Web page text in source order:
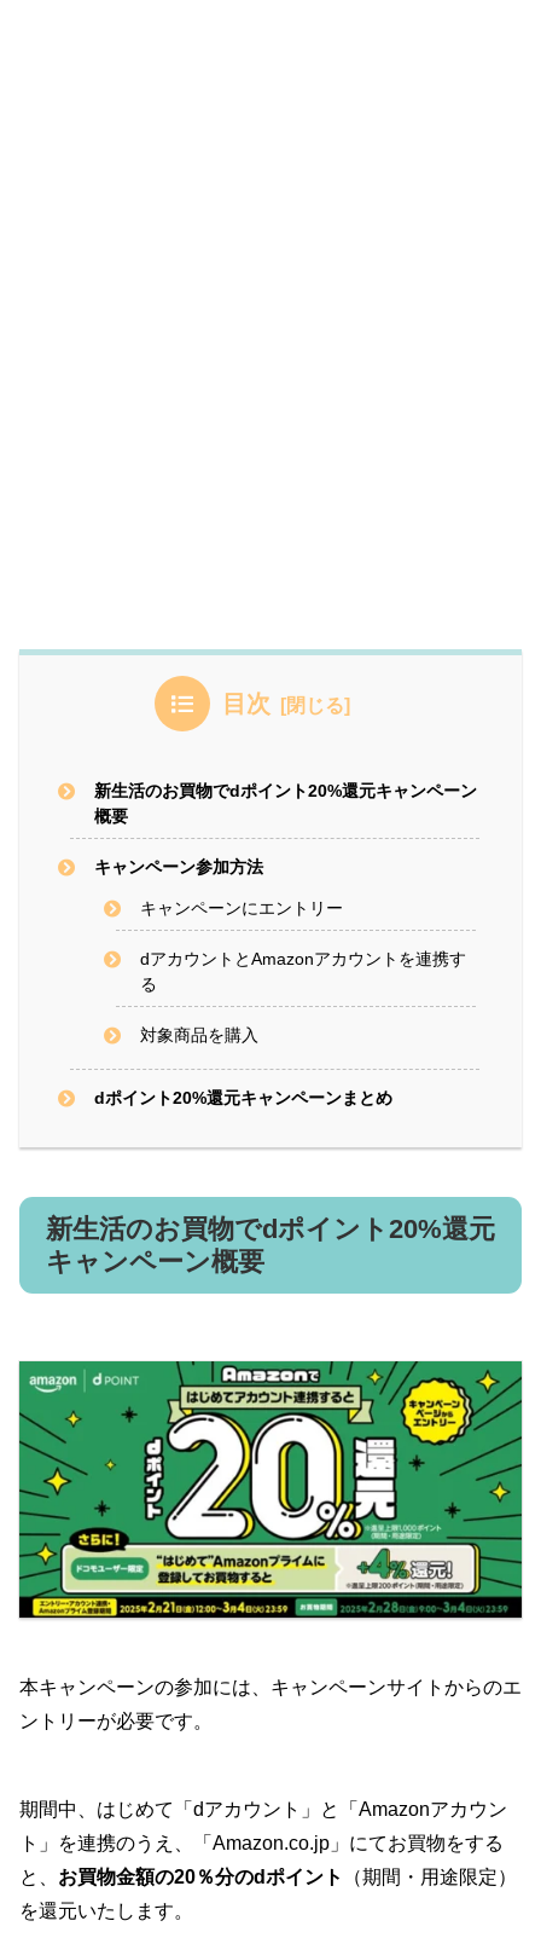
目次
新生活のお買物でdポイント20%還元キャンペーン
概要
キャンペーン参加方法
キャンペーンにエントリー
dアカウントとAmazonアカウントを連携す
る
対象商品を購入
dポイント20%還元キャンペーンまとめ
新生活のお買物でdポイント20%還元
キャンペーン概要
本キャンペーンの参加には、キャンペーンサイトからのエ
ントリーが必要です。
期間中、はじめて「dアカウント」と「Amazonアカウン
ト」を連携のうえ、「Amazon.co.jp」にてお買物をする
と、 お買物金額の20％分のdポイント
（期間・用途限定）
を還元いたします。